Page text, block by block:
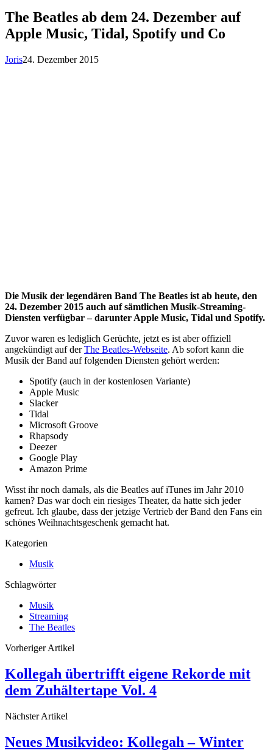
The Beatles ab dem 24. Dezember auf
Apple Music, Tidal, Spotify und Co
Joris24. Dezember 2015
Die Musik der legendären Band The Beatles ist ab heute, den
24. Dezember 2015 auch auf sämtlichen Musik-Streaming-
Diensten verfügbar – darunter Apple Music, Tidal und Spotify.
Zuvor waren es lediglich Gerüchte, jetzt es ist aber offiziell
angekündigt auf derThe Beatles-Webseite. Ab sofort kann die
Musik der Band auf folgenden Diensten gehört werden:
Spotify (auch in der kostenlosen Variante)
Apple Music
Slacker
Tidal
Microsoft Groove
Rhapsody
Deezer
Google Play
Amazon Prime
Wisst ihr noch damals, als die Beatles auf iTunes im Jahr 2010
kamen? Das war doch ein riesiges Theater, da hatte sich jeder
gefreut. Ich glaube, dass der jetzige Vertrieb der Band den Fans ein
schönes Weihnachtsgeschenk gemacht hat.
Kategorien
Musik
Schlagwörter
Musik
Streaming
The Beatles
Vorheriger Artikel
Kollegah übertrifft eigene Rekorde mit
dem Zuhältertape Vol. 4
Nächster Artikel
Neues Musikvideo: Kollegah – Winter